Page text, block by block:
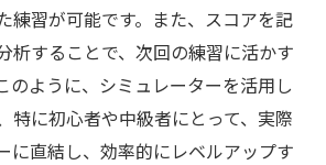
練習が可能です。また、スコアを記
析することで、次回の練習に活かす
のように、シミュレーターを活用し
特に初心者や中級者にとって、実際
に直結し、効率的にレベルアップす